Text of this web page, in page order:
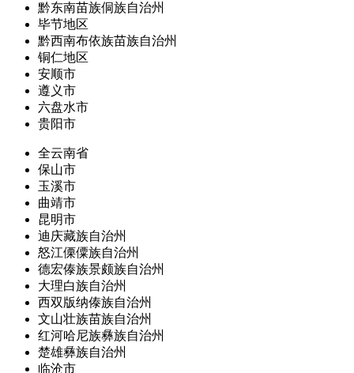
黔东南苗族侗族自治州
毕节地区
黔西南布依族苗族自治州
铜仁地区
安顺市
遵义市
六盘水市
贵阳市
全云南省
保山市
玉溪市
曲靖市
昆明市
迪庆藏族自治州
怒江傈僳族自治州
德宏傣族景颇族自治州
大理白族自治州
西双版纳傣族自治州
文山壮族苗族自治州
红河哈尼族彝族自治州
楚雄彝族自治州
临沧市